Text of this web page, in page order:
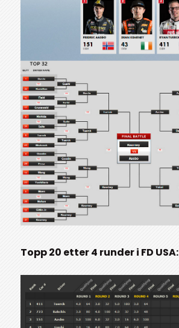
Topp 20 etter 4 runder i FD USA: